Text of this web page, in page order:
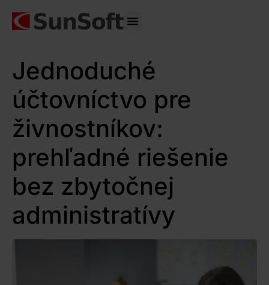
Jednoduché
účtovníctvo pre
živnostníkov:
prehľadné riešenie
bez zbytočnej
administratívy